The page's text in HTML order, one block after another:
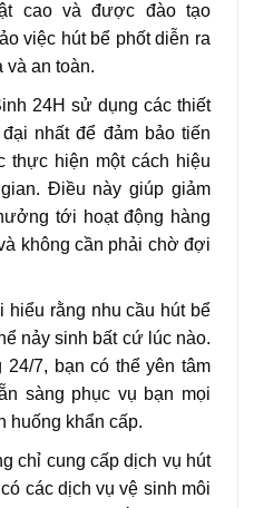
cao và được đào tạo
việc hút bể phốt diễn ra
và an toàn.
24H sử dụng các thiết
nhất để đảm bảo tiến
thực hiện một cách hiệu
Điều này giúp giảm
tới hoạt động hàng
không cần phải chờ đợi
hiểu rằng nhu cầu hút bể
nảy sinh bất cứ lúc nào.
7, bạn có thể yên tâm
sàng phục vụ bạn mọi
huống khẩn cấp.
chỉ cung cấp dịch vụ hút
các dịch vụ vệ sinh môi